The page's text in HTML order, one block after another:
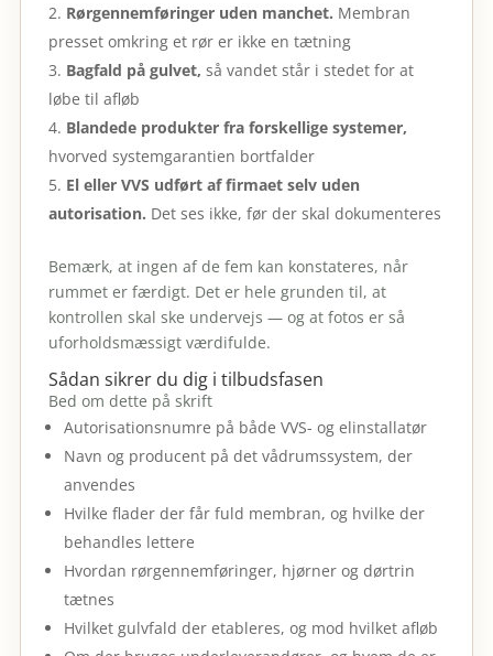
Rørgennemføringer uden manchet. Membran
presset omkring et rør er ikke en tætning
Bagfald på gulvet, så vandet står i stedet for at
løbe til afløb
Blandede produkter fra forskellige systemer,
hvorved systemgarantien bortfalder
El eller VVS udført af firmaet selv uden
autorisation. Det ses ikke, før der skal dokumenteres
Bemærk, at ingen af de fem kan konstateres, når
rummet er færdigt. Det er hele grunden til, at
kontrollen skal ske undervejs — og at fotos er så
uforholdsmæssigt værdifulde.
Sådan sikrer du dig i tilbudsfasen
Bed om dette på skrift
Autorisationsnumre på både VVS- og elinstallatør
Navn og producent på det vådrumssystem, der
anvendes
Hvilke flader der får fuld membran, og hvilke der
behandles lettere
Hvordan rørgennemføringer, hjørner og dørtrin
tætnes
Hvilket gulvfald der etableres, og mod hvilket afløb